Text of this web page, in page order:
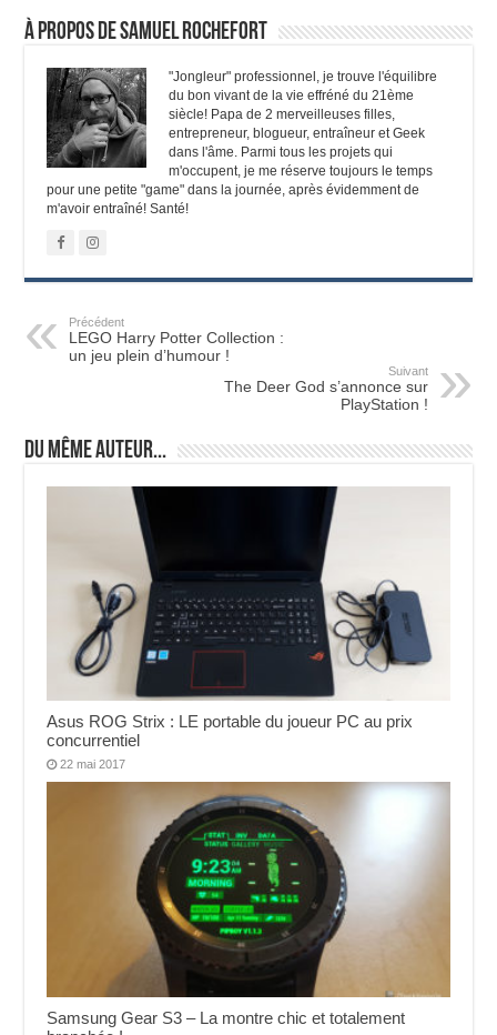
À propos de Samuel Rochefort
"Jongleur" professionnel, je trouve l'équilibre
du bon vivant de la vie effréné du 21ème
siècle! Papa de 2 merveilleuses filles,
entrepreneur, blogueur, entraîneur et Geek
dans l'âme. Parmi tous les projets qui
m'occupent, je me réserve toujours le temps
pour une petite "game" dans la journée, après évidemment de
m'avoir entraîné! Santé!
Précédent
LEGO Harry Potter Collection :
un jeu plein d’humour !
Suivant
The Deer God s’annonce sur
PlayStation !
Du même auteur...
Asus ROG Strix : LE portable du joueur PC au prix
concurrentiel
22 mai 2017
Samsung Gear S3 – La montre chic et totalement